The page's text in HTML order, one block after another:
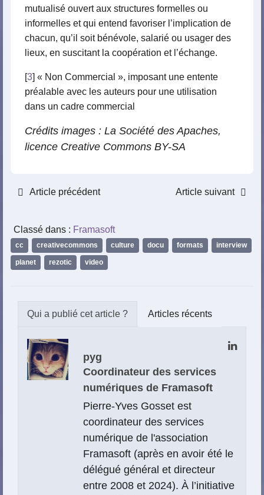
mutualisé ouvert aux structures formelles ou
informelles et qui entend favoriser l’implication de
chacun, qu’il soit bénévole, salarié ou usager des
lieux, en suscitant la coopération et l’échange.
[3] « Non Commercial », imposant une entente
préalable avec les auteurs pour une utilisation
dans un cadre commercial
Crédits images : La Société des Apaches,
licence Creative Commons BY-SA
Article précédent Article suivant
Classé dans : Framasoft
cc creativecommons culture docu formats interview
planet rezotic video
Articles récents
pyg
Coordinateur des services
numériques de Framasoft
Pierre-Yves Gosset est
coordinateur des services
numérique de l'association
Framasoft (après en avoir été le
délégué général et directeur
entre 2008 et 2024). À l’initiative